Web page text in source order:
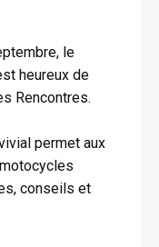
le
heureux de
Rencontres.
permet aux
conseils et